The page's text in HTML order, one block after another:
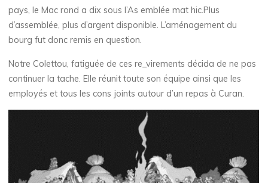
pays, le Mac rond a dix sous l’As emblée mat hic.Plus
d’assemblée, plus d’argent disponible. L’aménagement du
bourg fut donc remis en question.
Notre Colettou, fatiguée de ces re_virements décida de ne pas
continuer la tache. Elle réunit toute son équipe ainsi que les
employés et tous les cons joints autour d’un repas à Curan.